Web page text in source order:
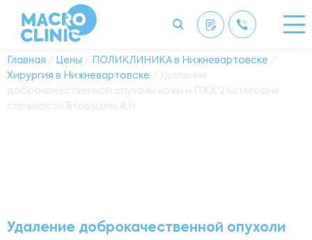
Главная / Цены / ПОЛИКЛИНИКА в Нижневартовске /
Хирургия в Нижневартовске / Удаление
доброкачественной опухоли кожи и ПЖК 2 категория
сложности Вторушин А.Н.
Удаление доброкачественной опухоли